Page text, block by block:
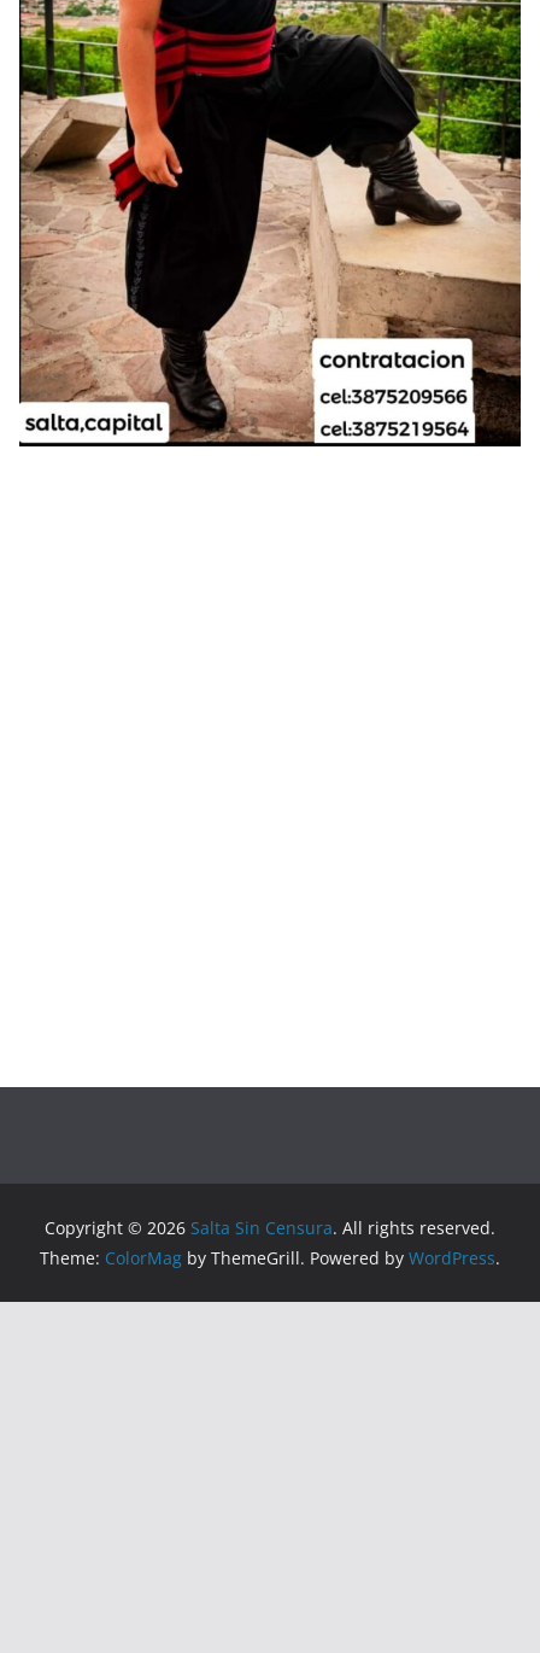
Copyright © 2026 Salta Sin Censura. All rights reserved.
Theme: ColorMag by ThemeGrill. Powered by WordPress.